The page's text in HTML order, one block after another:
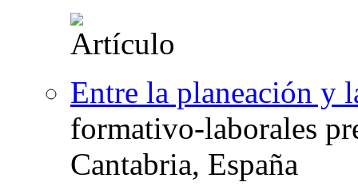
Entre la planeación y
formativo-laborales
Cantabria, España